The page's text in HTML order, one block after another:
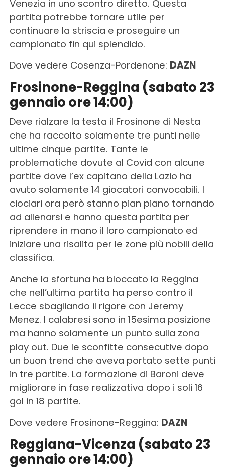
Venezia in uno scontro diretto. Questa
partita potrebbe tornare utile per
continuare la striscia e proseguire un
campionato fin qui splendido.
Dove vedere Cosenza-Pordenone: DAZN
Frosinone-Reggina (sabato 23
gennaio ore 14:00)
Deve rialzare la testa il Frosinone di Nesta
che ha raccolto solamente tre punti nelle
ultime cinque partite. Tante le
problematiche dovute al Covid con alcune
partite dove l’ex capitano della Lazio ha
avuto solamente 14 giocatori convocabili. I
ciociari ora però stanno pian piano tornando
ad allenarsi e hanno questa partita per
riprendere in mano il loro campionato ed
iniziare una risalita per le zone più nobili della
classifica.
Anche la sfortuna ha bloccato la Reggina
che nell’ultima partita ha perso contro il
Lecce sbagliando il rigore con Jeremy
Menez. I calabresi sono in 15esima posizione
ma hanno solamente un punto sulla zona
play out. Due le sconfitte consecutive dopo
un buon trend che aveva portato sette punti
in tre partite. La formazione di Baroni deve
migliorare in fase realizzativa dopo i soli 16
gol in 18 partite.
Dove vedere Frosinone-Reggina: DAZN
Reggiana-Vicenza (sabato 23
gennaio ore 14:00)